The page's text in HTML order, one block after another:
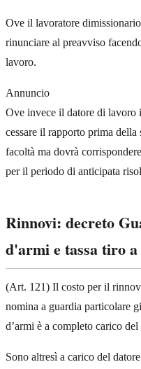
Ove il lavoratore
rinunciare al preavviso
lavoro.
Annuncio
Ove invece il datore di
cessare il rapporto prima della
facoltà ma dovrà
per il periodo di anticipata
Rinnovi: decreto
d'armi e tassa tiro a
(Art. 121) Il costo per il
nomina a guardia particolare
d’armi è a completo carico
Sono altresì a carico del